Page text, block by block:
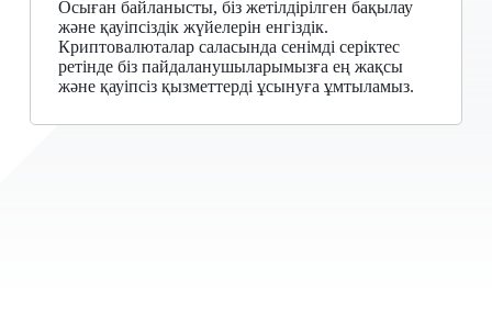
Осыған байланысты, біз жетілдірілген бақылау
және қауіпсіздік жүйелерін енгіздік.
Криптовалюталар саласында сенімді серіктес
ретінде біз пайдаланушыларымызға ең жақсы
және қауіпсіз қызметтерді ұсынуға ұмтыламыз.